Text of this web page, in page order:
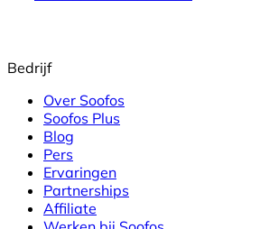
Bedrijf
Over Soofos
Soofos Plus
Blog
Pers
Ervaringen
Partnerships
Affiliate